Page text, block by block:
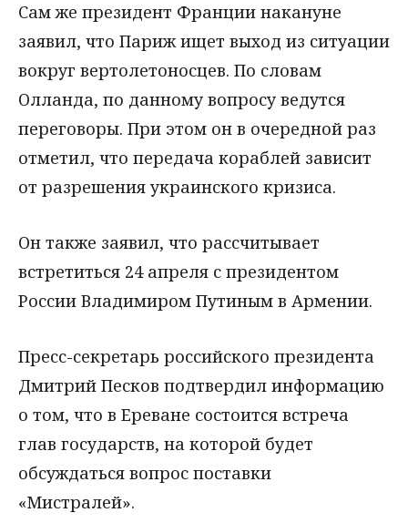
Сам же президент Франции накануне
заявил, что Париж ищет выход из ситуации
вокруг вертолетоносцев. По словам
Олланда, по данному вопросу ведутся
переговоры. При этом он в очередной раз
отметил, что передача кораблей зависит
от разрешения украинского кризиса.
Он также заявил, что рассчитывает
встретиться 24 апреля с президентом
России Владимиром Путиным в Армении.
Пресс-секретарь российского президента
Дмитрий Песков подтвердил информацию
о том, что в Ереване состоится встреча
глав государств, на которой будет
обсуждаться вопрос поставки
«Мистралей».